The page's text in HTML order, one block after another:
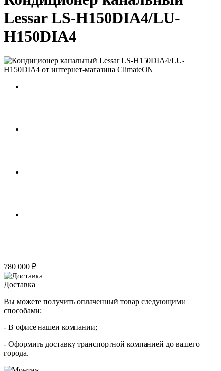
Lessar LS-H150DIA4/LU-
H150DIA4
780 000 ₽
Доставка
Вы можете получить оплаченный товар следующими
способами:
- В офисе нашей компании;
- Оформить доставку транспортной компанией до вашего
города.